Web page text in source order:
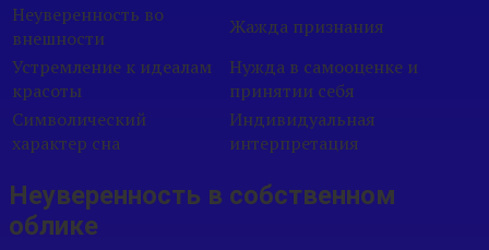
Неуверенность во
внешности
Жажда признания
Устремление к идеалам
красоты
Нужда в самооценке и
принятии себя
Символический
характер сна
Индивидуальная
интерпретация
Неуверенность в собственном
облике